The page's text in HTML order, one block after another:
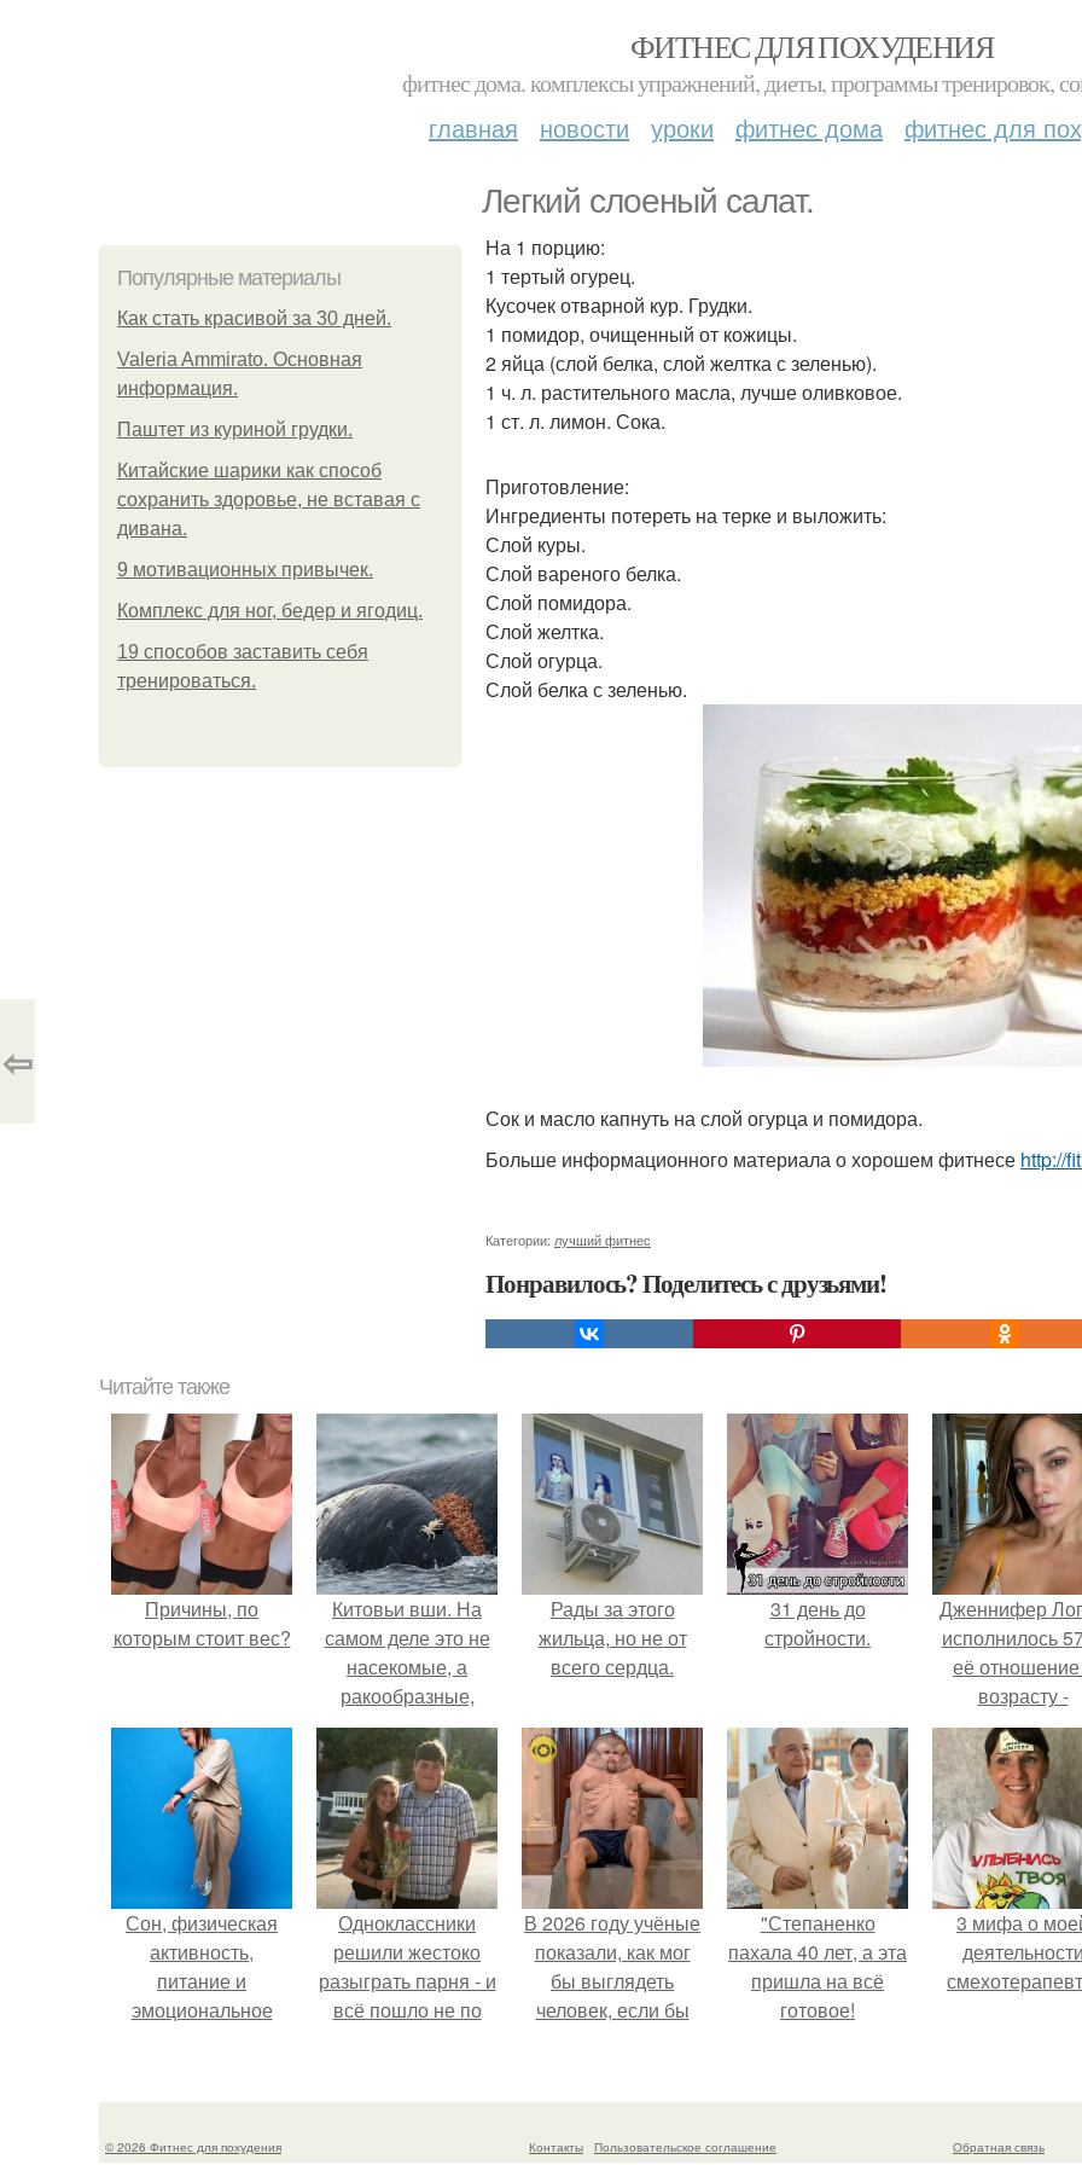
ФИТНЕС ДЛЯ ПОХУДЕНИЯ
фитнес дома. комплексы упражнений, диеты, программы тренировок,
главная новости уроки фитнес дома фитнес для
Легкий слоеный салат.
Популярные материалы
Как стать красивой за 30 дней.
Valeria Ammirato. Основная
информация.
Паштет из куриной грудки.
Китайские шарики как способ
сохранить здоровье, не вставая с
дивана.
9 мотивационных привычек.
Комплекс для ног, бедер и ягодиц.
19 способов заставить себя
тренироваться.
На 1 порцию:
1 тертый огурец.
Кусочек отварной кур. Грудки.
1 помидор, очищенный от кожицы.
2 яйца (слой белка, слой желтка с зеленью).
1 ч. л. растительного масла, лучше оливковое.
1 ст. л. лимон. Сока.
Приготовление:
Ингредиенты потереть на терке и выложить:
Слой куры.
Слой вареного белка.
Слой помидора.
Слой желтка.
Слой огурца.
Слой белка с зеленью.
Сок и масло капнуть на слой огурца и помидора.
Больше информационного материала о хорошем фитнесе http://
Категории: лучший фитнес
Понравилось? Поделитесь с друзьями!
⇦
Читайте также
Причины, по
которым стоит вес?
Китовьи вши. На
самом деле это не
насекомые, а
ракообразные,
относящиеся к
бокоплавам.
Рады за этого
жильца, но не от
всего сердца.
31 день до
стройности.
Дженнифер
исполнилось
её отношение
возрасту -
настоящий
манифест
уверенности:
говорите, что
отлично
для 57.
Сон, физическая
активность,
питание и
эмоциональное
Одноклассники
решили жестоко
разыграть парня - и
всё пошло не по
В 2026 году учёные
показали, как мог
бы выглядеть
человек, если бы
специально для
автокатастpoфах.
"Степаненко
пахала 40 лет, а эта
пришла на всё
готовое!
3 мифа о
© 2026 Фитнес для похудения Контакты Пользовательское соглашение Обратная связь